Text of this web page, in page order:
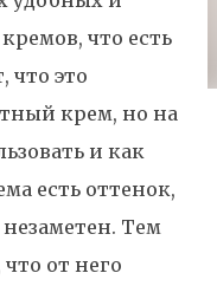
что есть
что это
крем, но на
и как
есть оттенок,
Тем
от него